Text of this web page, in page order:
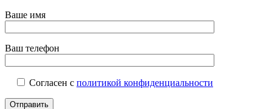
Ваше имя
Ваш телефон
Согласен с политикой конфиденциальности